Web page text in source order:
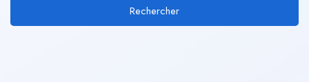
Rechercher